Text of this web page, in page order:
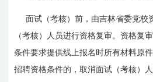
面试（考核）前，由吉林省委党校
（考核）人员进行资格复审。资格复
条件要求提供线上报名时所有材料原
招聘资格条件的，取消面试（考核）人